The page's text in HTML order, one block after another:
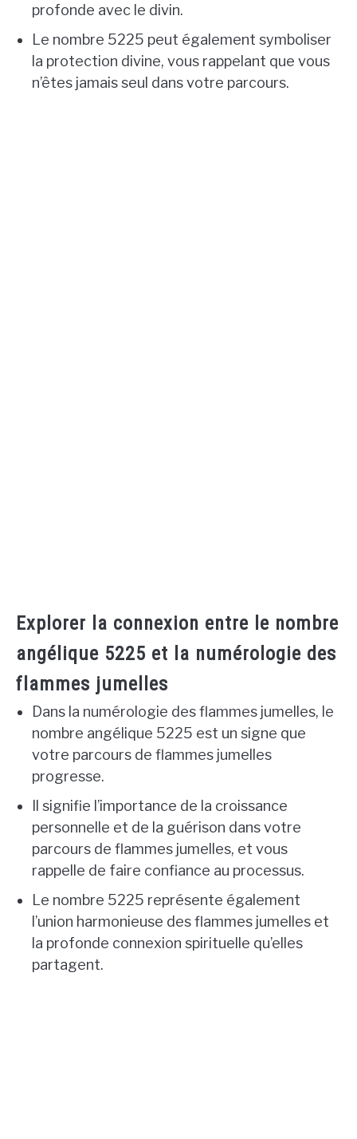
profonde avec le divin.
Le nombre 5225 peut également symboliser
la protection divine, vous rappelant que vous
n’êtes jamais seul dans votre parcours.
Explorer la connexion entre le nombre
angélique 5225 et la numérologie des
flammes jumelles
Dans la numérologie des flammes jumelles, le
nombre angélique 5225 est un signe que
votre parcours de flammes jumelles
progresse.
Il signifie l’importance de la croissance
personnelle et de la guérison dans votre
parcours de flammes jumelles, et vous
rappelle de faire confiance au processus.
Le nombre 5225 représente également
l’union harmonieuse des flammes jumelles et
la profonde connexion spirituelle qu’elles
partagent.